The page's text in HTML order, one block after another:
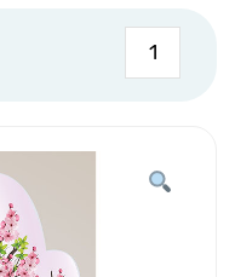
כמות
של
עץ